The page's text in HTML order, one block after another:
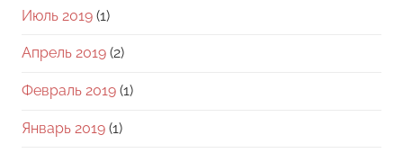
Июль 2019 (1)
Апрель 2019 (2)
Февраль 2019 (1)
Январь 2019 (1)